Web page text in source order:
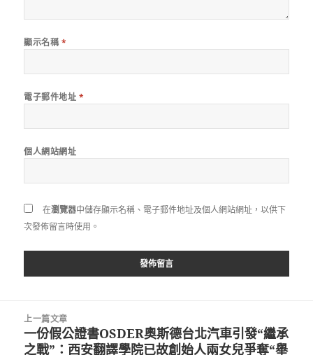
顯示名稱 *
電子郵件地址 *
個人網站網址
在瀏覽器中儲存顯示名稱、電子郵件地址及個人網站網址，以供下
次發佈留言時使用。
上一篇文章
上
一
一份假公證書OSDER奧斯德台北汽車引發“繼承
之戰”：西安翻譯學院已故創始人兩女兒爭奪“舉